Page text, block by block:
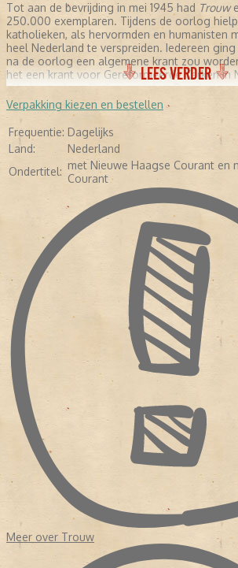
Tot aan de bevrijding in mei 1945 had Trouw
250.000 exemplaren. Tijdens de oorlog
katholieken, als hervormden en humanisten
heel Nederland te verspreiden. Iedereen
na de oorlog een algemene krant zou
het een krant voor Gereformeerde Kerken in
bijbehorende politieke partij Anti-
NA DE OORLOG
Sieuwert Bruins Slot was na de bevrijding de
vanTrouw
. Daarnaast was hij voor de ARP
Kamer. Zijn achtergrond kwam sterk naar
hoofdredactionele commentaren, zoals de
Indonesië, christenen die overliepen naar de
Dit duurde tot 1963. Uit het niets maakte Slot
de wijze waarop hij commentaar gaf. Alle
werden als een belangrijk onderdeel van de
beschouwd. Stichting De Christelijke Pers,
van de krant waakte, zag geen kwaad in de
de krant in financieel zwaar weer kwam.
Sinds de oprichting was Trouwnog nooit
van journalisten. Zelfs na de fusie in 1971
vier protestants-christelijke dagbladen uit
eveneens geldproblemen hadden, was er
eenheid. Hoewel het erop leek dat het
kwam verbeterde, haakten veel lezers af.
had
de orthodoxe oorsprong opzij
de krant nog steeds een onderdeel van de
In 1975 volgde opnieuw een fusie vanwege
Perscombinatie nam
Trouwover. Dit keer
handen van echte krantenuitgevers terecht.
make over en er werden eisen gesteld
NIEUW KOERS
Het duurde tot 1998 dat het dagblad een
met een journalistieke achtergrond, Frits van
leiding werd de krant opgedeeld in 'een
LEES VERDER
Verpakking kiezen en bestellen
Frequentie: Dagelijks
Land:
Nederland
Ondertitel: met Nieuwe Haagse Courant en
Courant
Meer over Trouw